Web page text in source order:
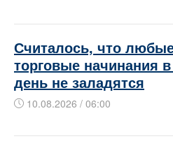
​​​​Считалось, что
торговые начинания в
день не заладятся
10.08.2026 / 06:00